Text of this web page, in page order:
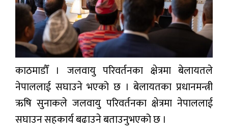
स्वास्थ्य
जापान
English
काठमाडौँ । जलवायु परिवर्तनका क्षेत्रमा बेलायतले
नेपाललाई सघाउने भएको छ । बेलायतका प्रधानमन्त्री
ऋषि सुनाकले जलवायु परिवर्तनका क्षेत्रमा नेपाललाई
सघाउन सहकार्य बढाउने बताउनुभएको छ ।